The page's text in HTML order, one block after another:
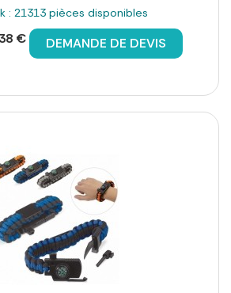
: 21313 pièces disponibles
€ DEMANDE DE DEVIS